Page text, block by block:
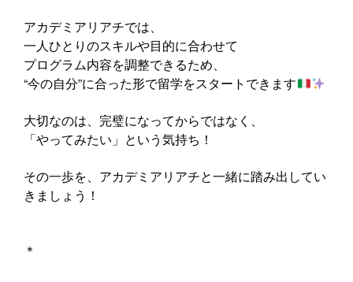
アカデミアリアチでは、
一人ひとりのスキルや目的に合わせて
プログラム内容を調整できるため、
“今の自分”に合った形で留学をスタートできます
大切なのは、完璧になってからではなく、
「やってみたい」という気持ち！
その一歩を、アカデミアリアチと一緒に踏み出してい
きましょう！
＊